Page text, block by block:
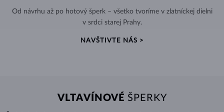
Od návrhu až po hotový šperk – všetko tvoríme v zlatníckej dielni
v srdci starej Prahy.
NAVŠTIVTE NÁS >
VLTAVÍNOVÉ ŠPERKY